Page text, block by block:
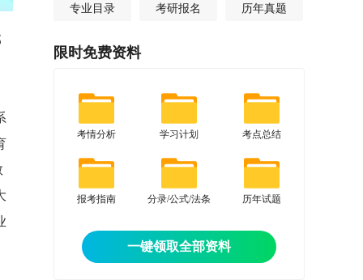
专业目录 考研报名 历年真题
限时免费资料
考情分析 学习计划 考点总结
报考指南 分录/公式/法条 历年试题
一键领取全部资料